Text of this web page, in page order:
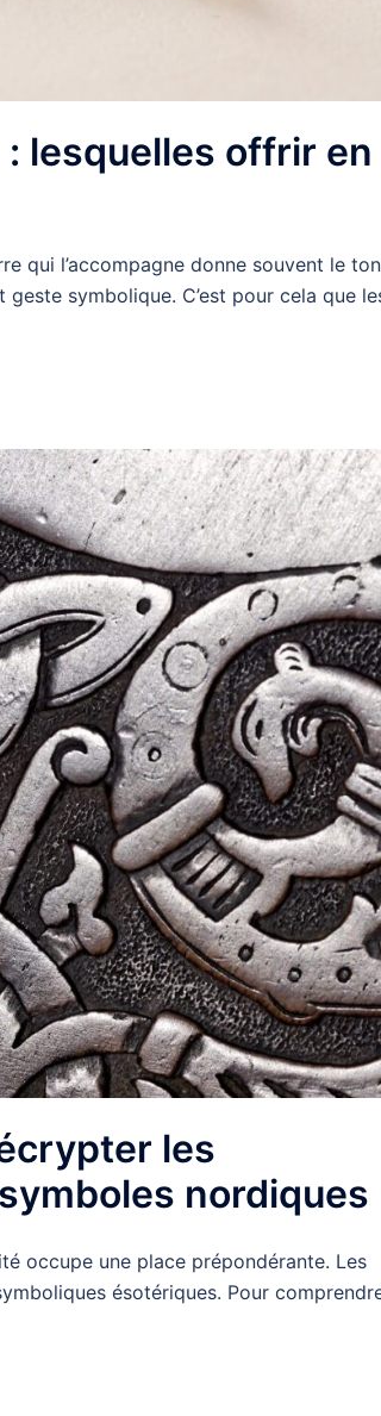
lesquelles offrir en
qui l’accompagne donne souvent le ton
geste symbolique. C’est pour cela que
les
nordiques
occupe une place prépondérante. Les
ésotériques. Pour